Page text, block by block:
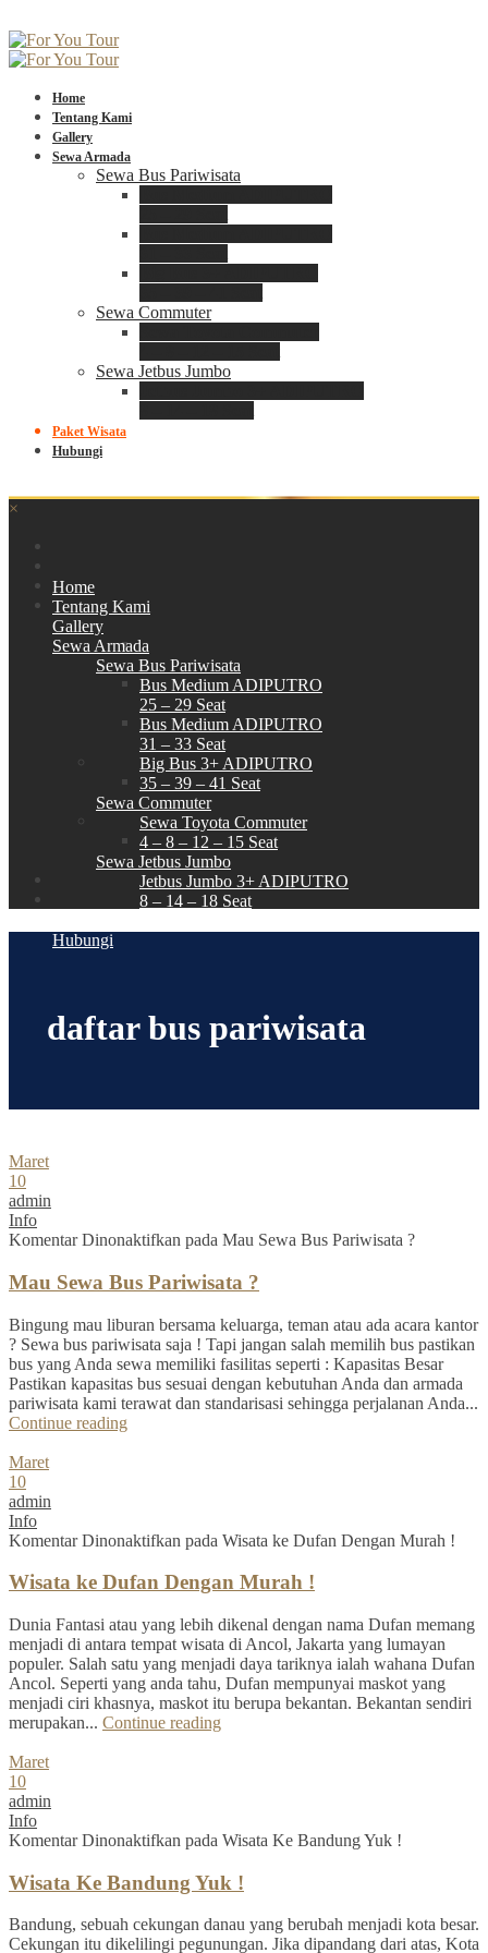
Home
Tentang Kami
Gallery
Sewa Armada
Sewa Bus Pariwisata
Sewa Commuter
Sewa Jetbus Jumbo
Paket Wisata
Hubungi
×
Home
Tentang Kami
Gallery
Sewa Armada
Sewa Bus Pariwisata
Bus Medium ADIPUTRO
25 – 29 Seat
Bus Medium ADIPUTRO
31 – 33 Seat
Big Bus 3+ ADIPUTRO
35 – 39 – 41 Seat
Sewa Commuter
Sewa Toyota Commuter
4 – 8 – 12 – 15 Seat
Sewa Jetbus Jumbo
Jetbus Jumbo 3+ ADIPUTRO
8 – 14 – 18 Seat
Hubungi
daftar bus pariwisata
Maret
10
admin
Info
Komentar Dinonaktifkan pada Mau Sewa Bus Pariwisata ?
Mau Sewa Bus Pariwisata ?
Bingung mau liburan bersama keluarga, teman atau ada acara kantor
? Sewa bus pariwisata saja ! Tapi jangan salah memilih bus pastikan
bus yang Anda sewa memiliki fasilitas seperti : Kapasitas Besar
Pastikan kapasitas bus sesuai dengan kebutuhan Anda dan armada
pariwisata kami terawat dan standarisasi sehingga perjalanan Anda...
Continue reading
Maret
10
admin
Info
Komentar Dinonaktifkan pada Wisata ke Dufan Dengan Murah !
Wisata ke Dufan Dengan Murah !
Dunia Fantasi atau yang lebih dikenal dengan nama Dufan memang
menjadi di antara tempat wisata di Ancol, Jakarta yang lumayan
populer. Salah satu yang menjadi daya tariknya ialah wahana Dufan
Ancol. Seperti yang anda tahu, Dufan mempunyai maskot yang
menjadi ciri khasnya, maskot itu berupa bekantan. Bekantan sendiri
merupakan... Continue reading
Maret
10
admin
Info
Komentar Dinonaktifkan pada Wisata Ke Bandung Yuk !
Wisata Ke Bandung Yuk !
Bandung, sebuah cekungan danau yang berubah menjadi kota besar.
Cekungan itu dikelilingi pegunungan. Jika dipandang dari atas, Kota